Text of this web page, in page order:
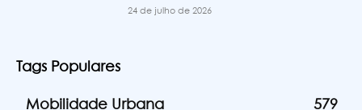
24 de julho de 2026
Tags Populares
Mobilidade Urbana
579